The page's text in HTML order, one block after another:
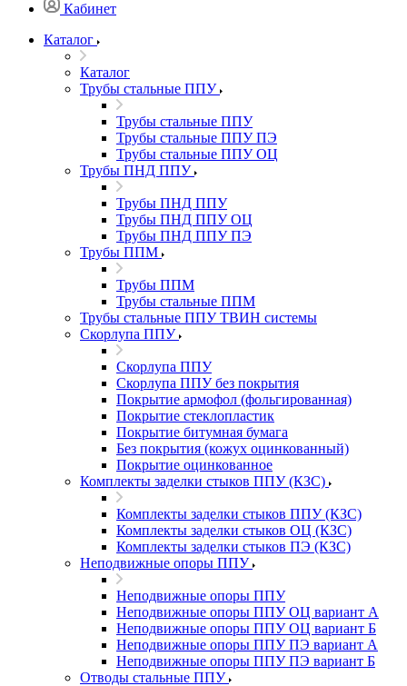
Кабинет
Каталог
Каталог
Трубы стальные ППУ
Трубы стальные ППУ
Трубы стальные ППУ ПЭ
Трубы стальные ППУ ОЦ
Трубы ПНД ППУ
Трубы ПНД ППУ
Трубы ПНД ППУ ОЦ
Трубы ПНД ППУ ПЭ
Трубы ППМ
Трубы ППМ
Трубы стальные ППМ
Трубы стальные ППУ ТВИН системы
Скорлупа ППУ
Скорлупа ППУ
Скорлупа ППУ без покрытия
Покрытие армофол (фольгированная)
Покрытие стеклопластик
Покрытие битумная бумага
Без покрытия (кожух оцинкованный)
Покрытие оцинкованное
Комплекты заделки стыков ППУ (КЗС)
Комплекты заделки стыков ППУ (КЗС)
Комплекты заделки стыков ОЦ (КЗС)
Комплекты заделки стыков ПЭ (КЗС)
Неподвижные опоры ППУ
Неподвижные опоры ППУ
Неподвижные опоры ППУ ОЦ вариант А
Неподвижные опоры ППУ ОЦ вариант Б
Неподвижные опоры ППУ ПЭ вариант А
Неподвижные опоры ППУ ПЭ вариант Б
Отводы стальные ППУ